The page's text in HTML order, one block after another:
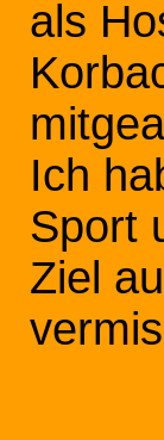
als
Ich
Sport
Ziel